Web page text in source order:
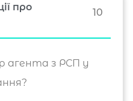
про
10
агента з РСП у